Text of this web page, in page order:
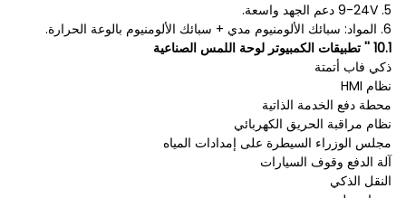
5. 9-24V دعم الجهد واسعة.
6. المواد: سبائك الألومنيوم مدي + سبائك الألومنيوم بالوعة الحرارة.
10.1 '' تطبيقات الكمبيوتر لوحة اللمس الصناعية
ذكي فاب أتمتة
نظام HMI
محطة دفع الخدمة الذاتية
نظام مراقبة الحريق الكهربائي
مجلس الوزراء السيطرة على إمدادات المياه
آلة الدفع وقوف السيارات
النقل الذكي